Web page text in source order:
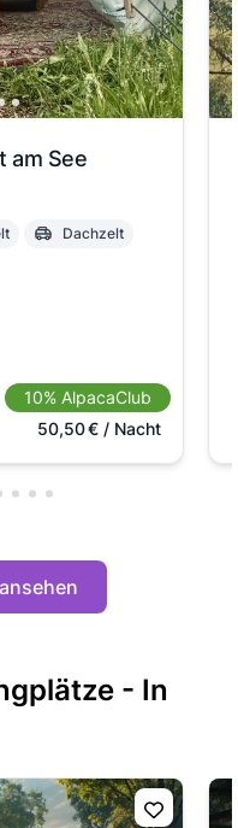
am See
Dachzelt
10% AlpacaClub
50,50€/ Nacht
- In